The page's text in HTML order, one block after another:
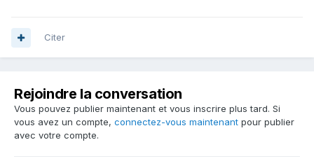
Citer
Rejoindre la conversation
Vous pouvez publier maintenant et vous inscrire plus tard. Si
vous avez un compte, connectez-vous maintenant pour publier
avec votre compte.